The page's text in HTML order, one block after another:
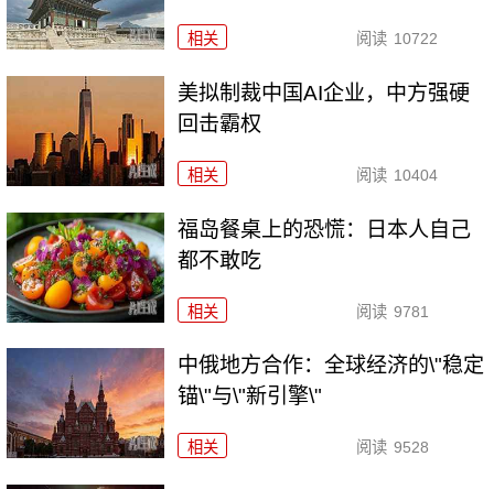
相关 阅读 10722
美拟制裁中国AI企业，中方强硬
回击霸权
相关 阅读 10404
福岛餐桌上的恐慌：日本人自己
都不敢吃
相关 阅读 9781
中俄地方合作：全球经济的\"稳定
锚\"与\"新引擎\"
相关 阅读 9528